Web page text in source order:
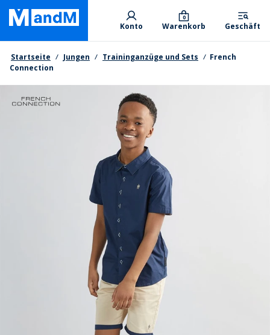
Skip
main
content
Primary departments
Konto Warenkorb
0
Geschäft
Brotkrumen
Startseite Jungen Traininganzüge und Sets
French
Connection